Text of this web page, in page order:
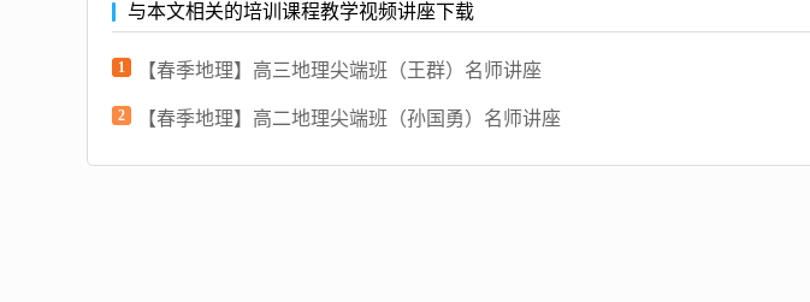
与本文相关的培训课程教学视频讲座下载
1 【春季地理】高三地理尖端班（王群）名师讲座
2 【春季地理】高二地理尖端班（孙国勇）名师讲座